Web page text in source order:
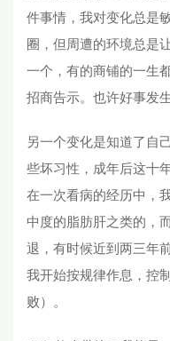
件事情，我对变化总是
圈，但周遭的环境总是
一个，有的商铺的一生
招商告示。也许好事发生
另一个变化是知道了自
些坏习性，成年后这十
在一次看病的经历中，
中度的脂肪肝之类的，
退，有时候近到两三年
我开始按规律作息，控
败）。